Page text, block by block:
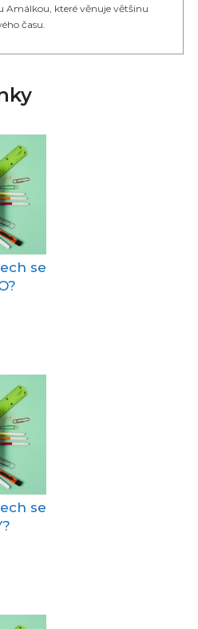
Amálkou, které věnuje většinu
času.
se
se